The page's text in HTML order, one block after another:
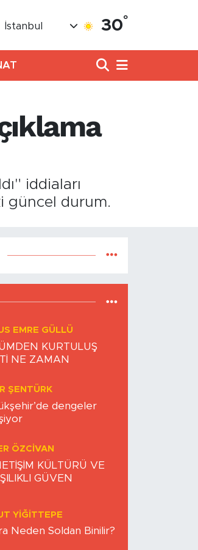
İstanbul 30°
iddiaları
güncel durum.
EMRE GÜLLÜ
KURTULUŞ
NE ZAMAN
ŞENTÜRK
dengeler
ÖZCIVAN
KÜLTÜRÜ VE
GÜVEN
YİĞİTTEPE
Neden Soldan Binilir?